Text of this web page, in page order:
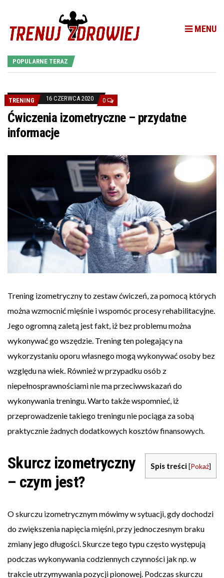
MENU
POPULARNE TERAZ
TRENING 16 CZERWCA 2020 0
Ćwiczenia izometryczne – przydatne
informacje
Trening izometryczny to zestaw ćwiczeń, za pomocą których
można wzmocnić mięśnie i wspomóc procesy rehabilitacyjne.
Jego ogromną zaletą jest fakt, iż bez problemu można
wykonywać go wszędzie. Trening ten polegający na
wykorzystaniu oporu własnego mogą wykonywać osoby bez
względu na wiek. Również w przypadku osób z
niepełnosprawnościami nie ma przeciwwskazań do
wykonywania treningu. Warto także wspomnieć, iż
przeprowadzenie takiego treningu nie pociąga za sobą
praktycznie żadnych dodatkowych kosztów finansowych.
Spis treści[Pokaż]
Skurcz izometryczny
– czym jest?
O skurczu izometrycznym mówimy w sytuacji, gdy dochodzi
do zwiększenia napięcia mięśni, przy jednoczesnym braku
zmiany jego długości. Skurcze tego typu często występują
podczas wykonywania codziennych czynności jak np. w
trakcie utrzymywania pozycji pionowej. Podczas skurczu